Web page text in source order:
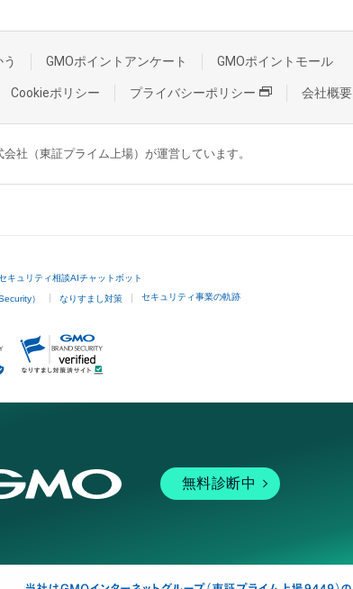
GMOポイントアンケート GMOポイントモール
Cookieポリシー プライバシーポリシー 会社概要
社（東証プライム上場）が運営しています。
キュリティ相談AIチャットボット
） なりすまし対策 セキュリティ事業の軌跡
無料診断中